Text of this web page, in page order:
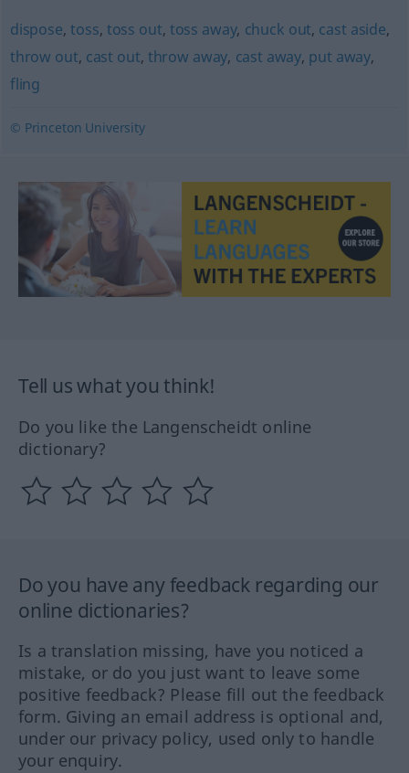
dispose,toss, toss out, toss away, chuck out, cast aside,
throw out, cast out, throw away, cast away, put away,
fling
© Princeton University
Tell us what you think!
Do you like the Langenscheidt online
dictionary?
Do you have any feedback regarding our
online dictionaries?
Is a translation missing, have you noticed a
mistake, or do you just want to leave some
positive feedback? Please fill out the feedback
form. Giving an email address is optional and,
under our privacy policy, used only to handle
your enquiry.